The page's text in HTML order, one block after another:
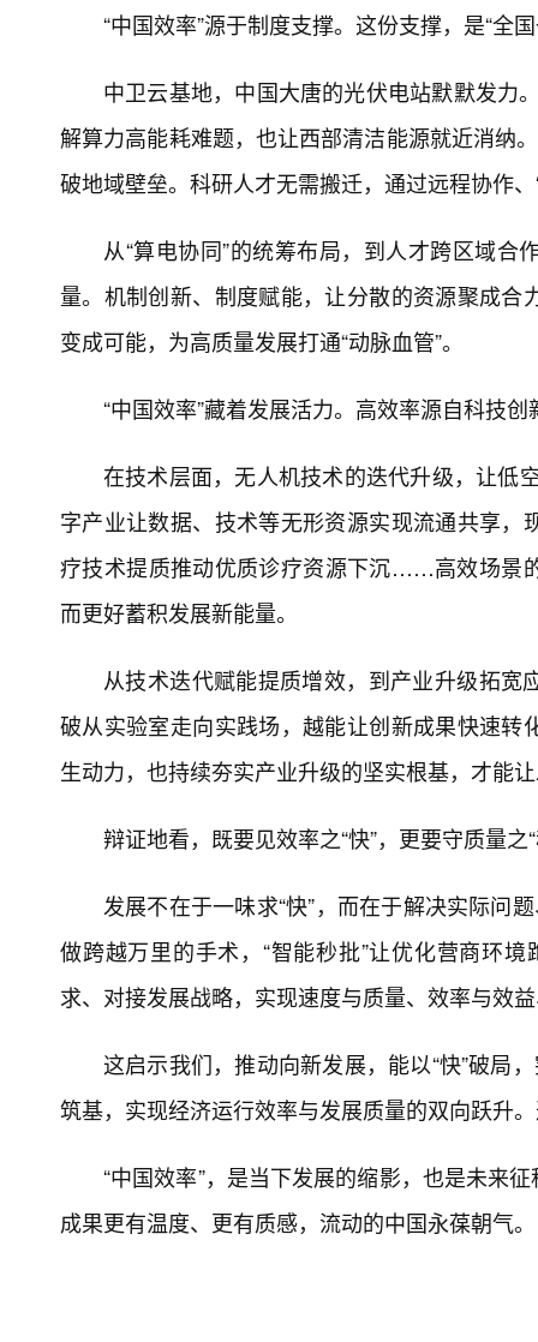
“中国效率”源于制度支撑。这份支撑，是“全
中卫云基地，中国大唐的光伏电站默默发力
解算力高能耗难题，也让西部清洁能源就近消纳
破地域壁垒。科研人才无需搬迁，通过远程协作
从“算电协同”的统筹布局，到人才跨区域
量。机制创新、制度赋能，让分散的资源聚成
变成可能，为高质量发展打通“动脉血管”。
“中国效率”藏着发展活力。高效率源自科技
在技术层面，无人机技术的迭代升级，让低
字产业让数据、技术等无形资源实现流通共享
疗技术提质推动优质诊疗资源下沉……高效场景
而更好蓄积发展新能量。
从技术迭代赋能提质增效，到产业升级拓
破从实验室走向实践场，越能让创新成果快速
生动力，也持续夯实产业升级的坚实根基，才能
辩证地看，既要见效率之“快”，更要守质量之
发展不在于一味求“快”，而在于解决实际问
做跨越万里的手术，“智能秒批”让优化营商环
求、对接发展战略，实现速度与质量、效率与效
这启示我们，推动向新发展，能以“快”破局
筑基，实现经济运行效率与发展质量的双向跃升
“中国效率”，是当下发展的缩影，也是未来
成果更有温度、更有质感，流动的中国永葆朝气。